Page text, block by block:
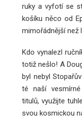
ruky a vyfotí se
košíku něco od
mimořádnější než
Kdo vynalezl
totiž nešlo! A
byl nebyl
té naší
titulů, využijte
svou kosmickou